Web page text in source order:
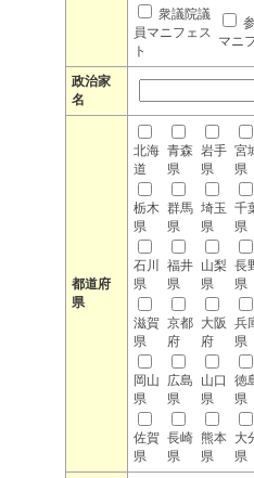
衆議院議
員マニフェス
ト
マニ
政治家
名
都道府
県
北海
道
青森
県
岩手
県
宮
県
栃木
県
群馬
県
埼玉
県
千
県
石川
県
福井
県
山梨
県
長
県
滋賀
県
京都
府
大阪
府
兵
県
岡山
県
広島
県
山口
県
徳
県
佐賀
県
長崎
県
熊本
県
大
県